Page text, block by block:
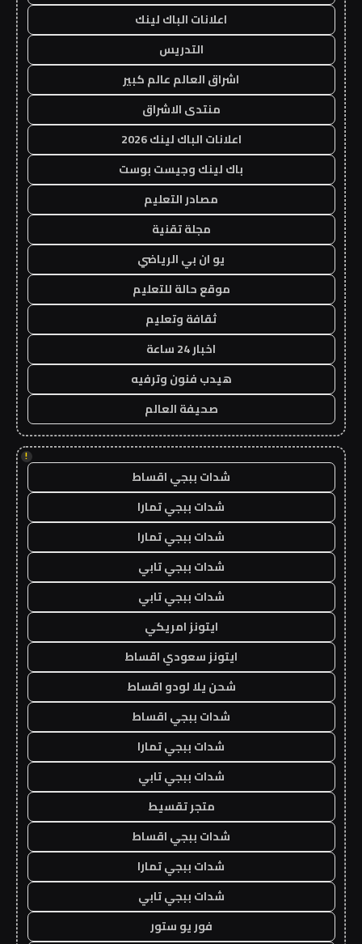
اعلانات الباك لينك
التدريس
اشراق العالم عالم كبير
منتدى الاشراق
اعلانات الباك لينك 2026
باك لينك وجيست بوست
مصادر التعليم
مجلة تقنية
يو ان بي الرياضي
موقع حالة للتعليم
ثقافة وتعليم
اخبار 24 ساعة
هيدب فنون وترفيه
صحيفة العالم
!
شدات ببجي اقساط
شدات ببجي تمارا
شدات ببجي تمارا
شدات ببجي تابي
شدات ببجي تابي
ايتونز امريكي
ايتونز سعودي اقساط
شحن يلا لودو اقساط
شدات ببجي اقساط
شدات ببجي تمارا
شدات ببجي تابي
متجر تقسيط
شدات ببجي اقساط
شدات ببجي تمارا
شدات ببجي تابي
فور يو ستور